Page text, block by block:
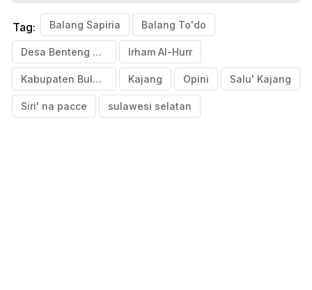
Tag: Balang Sapiria Balang To'do
Desa Benteng Malewang Irham Al-Hurr
Kabupaten Bulukumba Kajang Opini Salu' Kajang
Siri' na pacce sulawesi selatan